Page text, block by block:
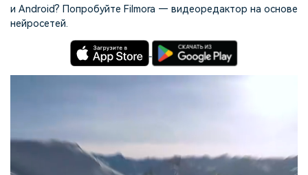
и Android? Попробуйте Filmora — видеоредактор на основе
нейросетей.